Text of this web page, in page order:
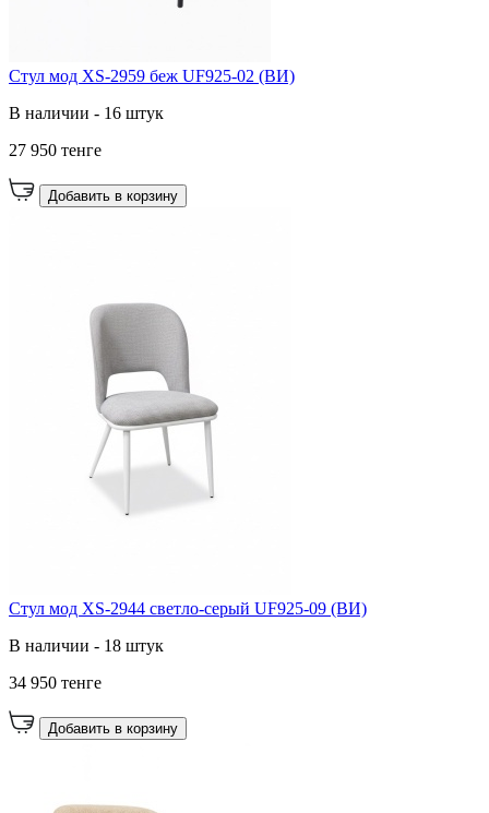
Стул мод XS-2959 беж UF925-02 (ВИ)
В наличии - 16 штук
27 950 тенге
Добавить в корзину
Стул мод XS-2944 светло-серый UF925-09 (ВИ)
В наличии - 18 штук
34 950 тенге
Добавить в корзину